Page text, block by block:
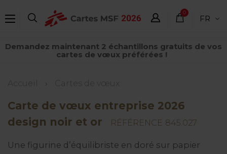
au
principal
Demandez maintenant 2 échantillons gratuits de vos
cartes de vœux préférées !
0
élémentFR
Fil
Accueil Cartes de vœux
Carte de vœux entreprise 2026
design noir et or
RÉFÉRENCE 845.027
Une figurine d’équilibriste en doré sur papier